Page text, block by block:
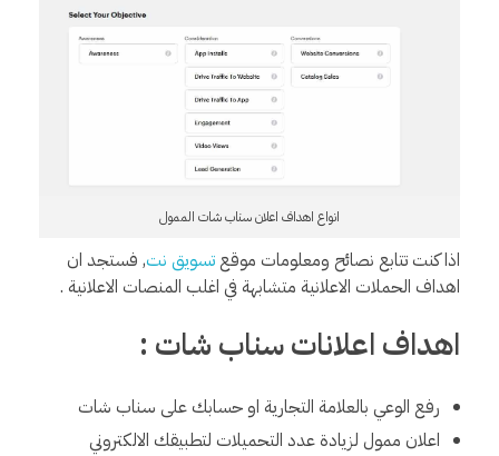
انواع اهداف اعلان سناب شات الممول
اذا كنت تتابع نصائح ومعلومات موقعتسويق نت, فستجد ان
اهداف الحملات الاعلانية متشابهة في اغلب المنصات الاعلانية .
اهداف اعلانات سناب شات :
رفع الوعي بالعلامة التجارية او حسابك على سناب شات
اعلان ممول لزيادة عدد التحميلات لتطبيقك الالكتروني